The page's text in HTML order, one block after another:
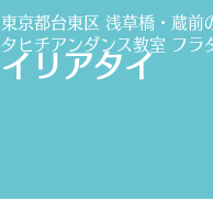
東京都台東区 浅草橋・蔵前
タヒチアンダンス教室 フラ
イリアタイ